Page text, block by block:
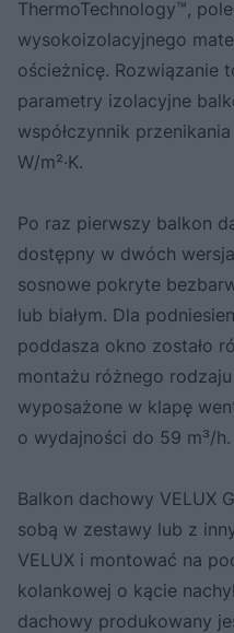
ThermoTechnology™,
wysokoizolacyjnego
ościeżnicę. Rozwiązanie
parametry izolacyjne
współczynnik
W/m²·K.
Po raz pierwszy balkon
dostępny w dwóch
sosnowe pokryte
lub białym. Dla
poddasza okno zostało
montażu różnego
wyposażone w klapę
o wydajności do 59 m³/h.
Balkon dachowy VELUX
sobą w zestawy lub z
VELUX i montować na
kolankowej o kącie
dachowy produkowany